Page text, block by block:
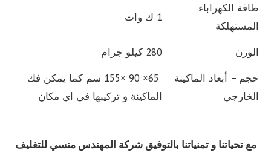
طاقة الكهراباء
المستهلكة
1 ك وات
الوزن
280 كيلو جرام
حجم – أبعاد الماكينة
الخارجي
65× 90 ×155 سم كما يمكن فك
الماكينة و تركيبها في اي مكان
مع تحياتنا و تمنياتنا بالتوفيق شركة المهندس منسي للتغليف